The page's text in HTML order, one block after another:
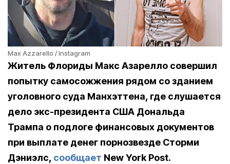
Max Azzarello / Instagram
Житель Флориды Макс Азарелло совершил
попытку самосожжения рядом со зданием
уголовного суда Манхэттена, где слушается
дело экс-президента США Дональда
Трампа о подлоге финансовых документов
при выплате денег порнозвезде Сторми
Дэниэлс, сообщает New York Post.